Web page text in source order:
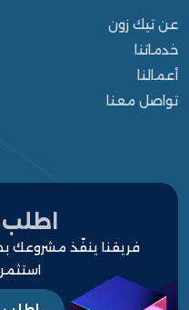
أعمالنا
مشاريعنا
عن تيك زون
خدماتنا
أعمالنا
تواصل معنا
اطلب
فريقنا ينفّذ مشروعك